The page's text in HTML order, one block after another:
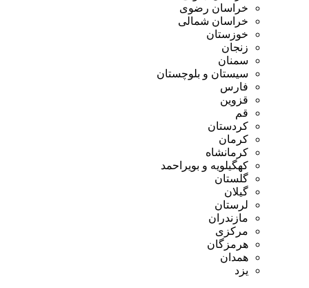
خراسان رضوی
خراسان شمالی
خوزستان
زنجان
سمنان
سیستان و بلوچستان
فارس
قزوین
قم
کردستان
کرمان
کرمانشاه
کهگیلویه و بویراحمد
گلستان
گیلان
لرستان
مازندران
مرکزی
هرمزگان
همدان
یزد